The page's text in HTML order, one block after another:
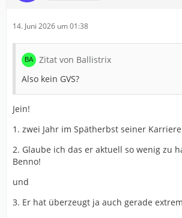
14. Juni 2026 um 01:38
Zitat von Ballistrix
Also kein GVS?
Jein!
1. zwei Jahr im Spätherbst seiner Karriere
2. Glaube ich das er aktuell so wenig zu
Benno!
und
3. Er hat überzeugt ja auch gerade